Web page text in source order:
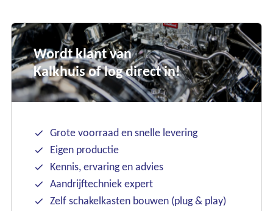
Wordt klant van
Kalkhuis of log direct in!
Grote voorraad en snelle levering
Eigen productie
Kennis, ervaring en advies
Aandrijftechniek expert
Zelf schakelkasten bouwen (plug & play)